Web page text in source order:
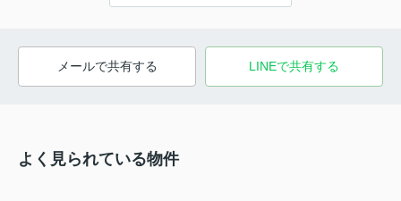
メールで共有する LINEで共有する
よく見られている物件